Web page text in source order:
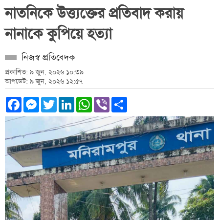
নাতনিকে উত্ত্যক্তের প্রতিবাদ করায়
নানাকে কুপিয়ে হত্যা
নিজস্ব প্রতিবেদক
প্রকাশিত: ৯ জুন, ২০২৬ ১০:৩৯
আপডেট: ৯ জুন, ২০২৬ ১২:৫৭
Facebook
Messenger
TwitterLinkedInWhatsApp
Viber